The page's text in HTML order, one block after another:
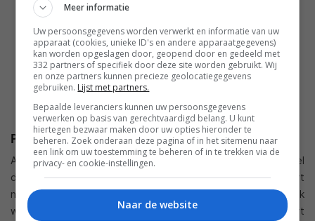
Prijs en beschikbaarheid
Als er een nadeel genoemd moet worden dan is het toch wel
de prijs. De Belkin Thunderstorm komt namelijk vanaf maart
naar Nederland voor een prijs van 229 euro. Dat is behoorlijk
wat geld, maar wanneer je veel games speelt, muziek luistert
Meer informatie
Uw persoonsgegevens worden verwerkt en informatie van uw
apparaat (cookies, unieke ID's en andere apparaatgegevens)
kan worden opgeslagen door, geopend door en gedeeld met
332 partners of specifiek door deze site worden gebruikt. Wij
en onze partners kunnen precieze geolocatiegegevens
gebruiken. Lijst met partners.
Bepaalde leveranciers kunnen uw persoonsgegevens
verwerken op basis van gerechtvaardigd belang. U kunt
hiertegen bezwaar maken door uw opties hieronder te
beheren. Zoek onderaan deze pagina of in het sitemenu naar
een link om uw toestemming te beheren of in te trekken via de
privacy- en cookie-instellingen.
Naar de website